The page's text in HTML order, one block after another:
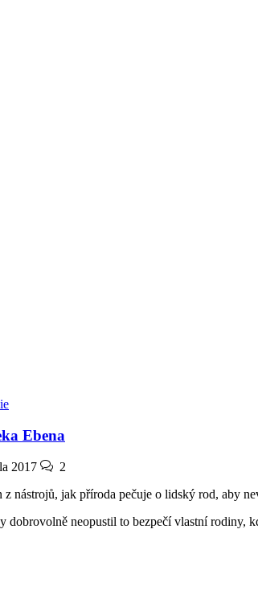
Ebena
2017
2
z nástrojů, jak příroda pečuje o lidský rod, aby
dobrovolně neopustil to bezpečí vlastní rodiny,